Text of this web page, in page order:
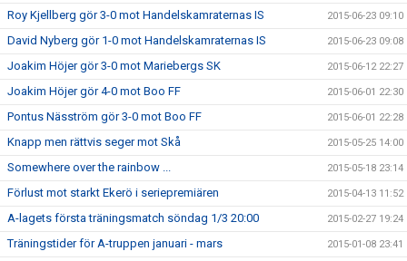
Roy Kjellberg gör 3-0 mot Handelskamraternas IS 2015-06-23 09:10
David Nyberg gör 1-0 mot Handelskamraternas IS 2015-06-23 09:08
Joakim Höjer gör 3-0 mot Mariebergs SK 2015-06-12 22:27
Joakim Höjer gör 4-0 mot Boo FF 2015-06-01 22:30
Pontus Näsström gör 3-0 mot Boo FF 2015-06-01 22:28
Knapp men rättvis seger mot Skå 2015-05-25 14:00
Somewhere over the rainbow ... 2015-05-18 23:14
Förlust mot starkt Ekerö i seriepremiären 2015-04-13 11:52
A-lagets första träningsmatch söndag 1/3 20:00 2015-02-27 19:24
Träningstider för A-truppen januari - mars 2015-01-08 23:41